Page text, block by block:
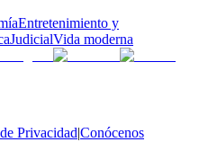
Entretenimiento y
JudicialVida moderna
Privacidad|Conócenos